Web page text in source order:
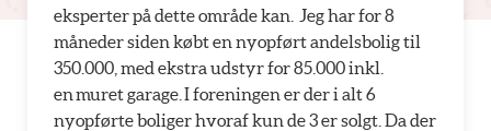
eksperter på dette område kan. Jeg har for 8
måneder siden købt en nyopført andelsbolig til
350.000, med ekstra udstyr for 85.000 inkl.
en muret garage. I foreningen er der i alt 6
nyopførte boliger hvoraf kun de 3 er solgt. Da der